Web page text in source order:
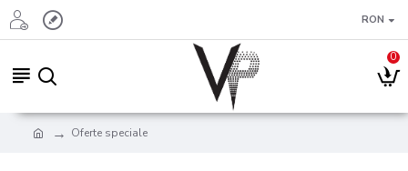
RON
0
Oferte speciale